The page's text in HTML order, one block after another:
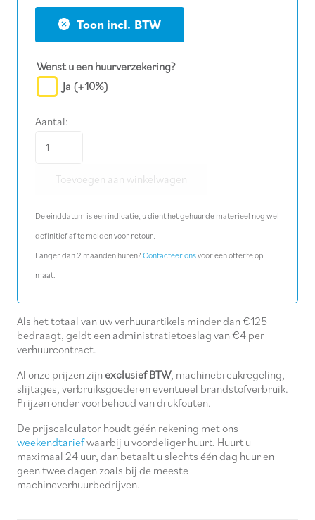
BTW
Wenst u een huurverzekering?
Ja (+10%)
Aantal:
Toevoegen aan winkelwagen
De einddatum is een indicatie, u dient het gehuurde materieel nog wel
definitief af te melden voor retour.
Langer dan 2 maanden huren?Contacteer onsvoor een offerte op
maat.
Als het totaal van uw verhuurartikels minder dan €125
bedraagt, geldt een administratietoeslag van €4 per
verhuurcontract.
Al onze prijzen zijn exclusief BTW, machinebreukregeling,
slijtages, verbruiksgoederen eventueel brandstofverbruik.
Prijzen onder voorbehoud van drukfouten.
De prijscalculator houdt géén rekening met ons
weekendtariefwaarbij u voordeliger huurt. Huurt u
maximaal 24 uur, dan betaalt u slechts één dag huur en
geen twee dagen zoals bij de meeste
machineverhuurbedrijven.